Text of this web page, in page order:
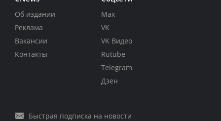
Об издании
Реклама
Вакансии
Контакты
Max
VK
VK Видео
Rutube
Telegram
Дзен
Быстрая подписка на новости